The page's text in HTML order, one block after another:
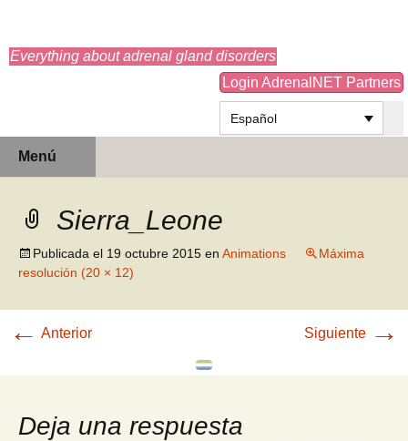
Everything about adrenal gland disorders
Login AdrenalNET Partners
Español
Menú
Sierra_Leone
Publicada el 19 octubre 2015 en Animations
Máxima
resolución (20 × 12)
← Anterior Siguiente →
Deja una respuesta